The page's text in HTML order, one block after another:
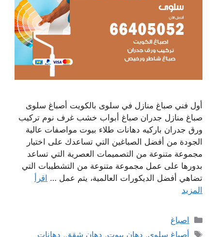
أول فني صباغ منازل في سلوى بالكويت أصباغ سلوى
صباغ منازل جدران صباغ أبواب خشب غرف نوم تركيب
ورق جدران باركيه دهانات طلاء بيوت مواصفات عالية
الجودة من أفضل الصباغين التي تساعدك على اختيار
مجموعة متنوعة من التصميمات العصرية التي تساعد
بدورها على عمل مجموعة متنوعة من التشطيبات التي
تضاهي أفضل الديكورات العالمية، يتم عمل … اقرأ
المزيد
التصنيفات
اصباغ
الوسوم
أصباغ سلوى, دهان بيوت, دهان شقق, دهانات